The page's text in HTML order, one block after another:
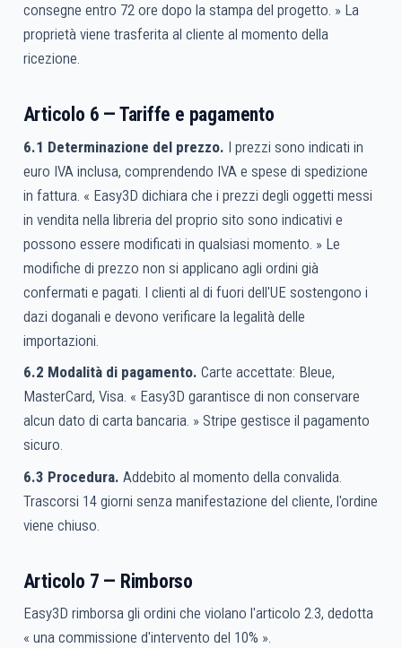
consegne entro 72 ore dopo la stampa del progetto. » La
proprietà viene trasferita al cliente al momento della
ricezione.
Articolo 6 — Tariffe e pagamento
6.1 Determinazione del prezzo. I prezzi sono indicati in
euro IVA inclusa, comprendendo IVA e spese di spedizione
in fattura. « Easy3D dichiara che i prezzi degli oggetti messi
in vendita nella libreria del proprio sito sono indicativi e
possono essere modificati in qualsiasi momento. » Le
modifiche di prezzo non si applicano agli ordini già
confermati e pagati. I clienti al di fuori dell'UE sostengono i
dazi doganali e devono verificare la legalità delle
importazioni.
6.2 Modalità di pagamento. Carte accettate: Bleue,
MasterCard, Visa. « Easy3D garantisce di non conservare
alcun dato di carta bancaria. » Stripe gestisce il pagamento
sicuro.
6.3 Procedura. Addebito al momento della convalida.
Trascorsi 14 giorni senza manifestazione del cliente, l'ordine
viene chiuso.
Articolo 7 — Rimborso
Easy3D rimborsa gli ordini che violano l'articolo 2.3, dedotta
« una commissione d'intervento del 10% ».